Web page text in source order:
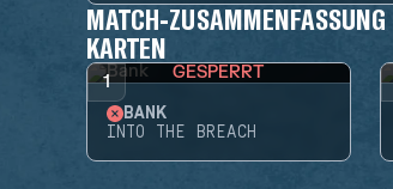
MATCH-ZUSAMMENFASSUNG
KARTEN
1 GESPERRT
BANK
INTO THE BREACH